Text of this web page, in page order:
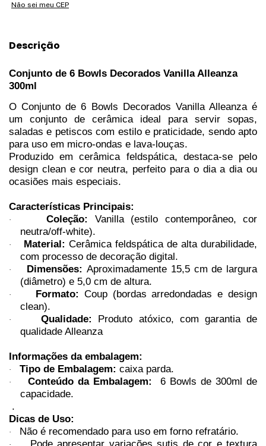
Não sei meu CEP
Descrição
Conjunto de 6 Bowls Decorados Vanilla Alleanza
300ml
O Conjunto de 6 Bowls Decorados Vanilla Alleanza é
um conjunto de cerâmica ideal para servir sopas,
saladas e petiscos com estilo e praticidade, sendo apto
para uso em micro-ondas e lava-louças.
Produzido em cerâmica feldspática, destaca-se pelo
design clean e cor neutra, perfeito para o dia a dia ou
ocasiões mais especiais.
Características Principais:
· Coleção:
Vanilla (estilo contemporâneo, cor
neutra/off-white).
· Material: Cerâmica feldspática de alta durabilidade,
com processo de decoração digital.
· Dimensões: Aproximadamente 15,5 cm de largura
(diâmetro) e 5,0 cm de altura.
· Formato: Coup (bordas arredondadas e design
clean).
· Qualidade:
Produto atóxico, com garantia de
qualidade Alleanza
Informações da embalagem:
· Tipo de Embalagem: caixa parda.
· Conteúdo da Embalagem:
6 Bowls de 300ml de
capacidade.
.
Dicas de Uso:
· Não é recomendado para uso em forno refratário.